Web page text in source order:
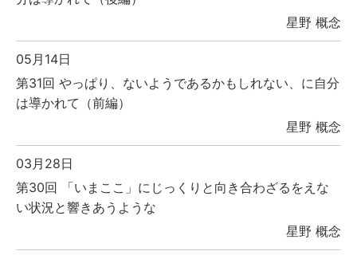
星野 概念
05月14日
第31回 やっぱり、ないようであるかもしれない、に自分
は導かれて（前編）
星野 概念
03月28日
第30回 「いまここ」にじっくりと向き合わざるをえな
い状況と響きあうような
星野 概念